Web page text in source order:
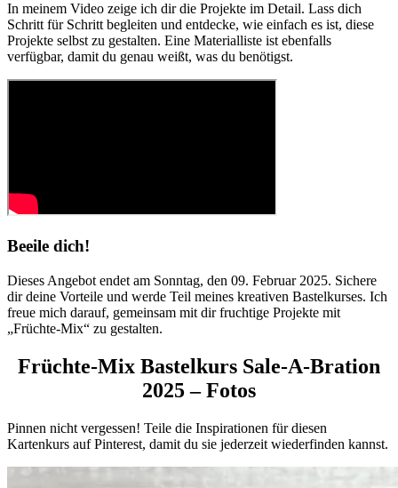
In meinem Video zeige ich dir die Projekte im Detail. Lass dich
Schritt für Schritt begleiten und entdecke, wie einfach es ist, diese
Projekte selbst zu gestalten. Eine Materialliste ist ebenfalls
verfügbar, damit du genau weißt, was du benötigst.
Beeile dich!
Dieses Angebot endet am Sonntag, den 09. Februar 2025. Sichere
dir deine Vorteile und werde Teil meines kreativen Bastelkurses. Ich
freue mich darauf, gemeinsam mit dir fruchtige Projekte mit
„Früchte-Mix“ zu gestalten.
Früchte-Mix Bastelkurs Sale-A-Bration
2025 – Fotos
Pinnen nicht vergessen! Teile die Inspirationen für diesen
Kartenkurs auf Pinterest, damit du sie jederzeit wiederfinden kannst.